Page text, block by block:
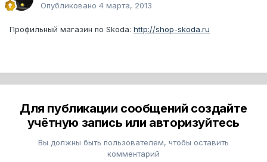
Опубликовано 4 марта, 2013
Профильный магазин по Skoda: http://shop-skoda.ru
Для публикации сообщений создайте
учётную запись или авторизуйтесь
Вы должны быть пользователем, чтобы оставить
комментарий